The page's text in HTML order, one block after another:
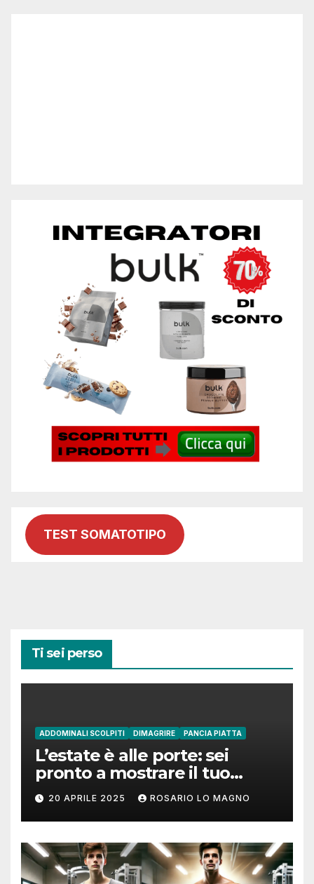
TEST SOMATOTIPO
Ti sei perso
ADDOMINALI SCOLPITI DIMAGRIRE PANCIA PIATTA
L’estate è alle porte: sei
pronto a mostrare il tuo
addome piatto?
20 APRILE 2025 ROSARIO LO MAGNO